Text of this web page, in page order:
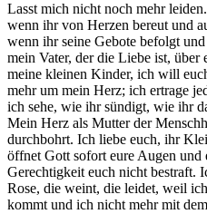
Lasst mich nicht noch mehr
wenn ihr von Herzen bereut und
wenn ihr seine Gebote befolgt
mein Vater, der die Liebe ist, über
meine kleinen Kinder, ich will
mehr um mein Herz; ich ertrage
ich sehe, wie ihr sündigt, wie ihr
Mein Herz als Mutter der
durchbohrt. Ich liebe euch, ihr
öffnet Gott sofort eure Augen und
Gerechtigkeit euch nicht bestraft.
Rose, die weint, die leidet, weil
kommt und ich nicht mehr mit